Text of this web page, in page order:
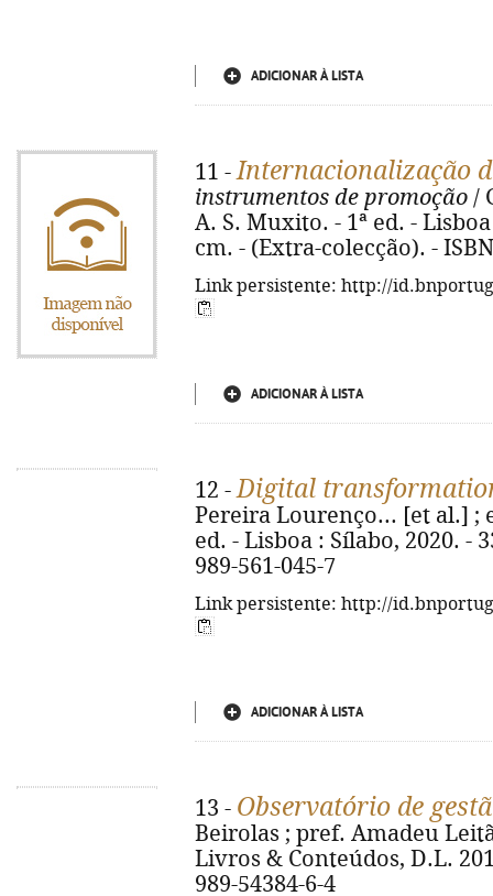
ADICIONAR À LISTA
11 -Internacionalização
instrumentos de promoção /
A. S. Muxito. - 1ª ed. -
cm. - (Extra-colecção). -
Link persistente: http://
ADICIONAR À LISTA
12 -Digital
Pereira Lourenço... [et al.] ;
ed. - Lisboa : Sílabo, 2020. -
989-561-045-7
Link persistente: http://
ADICIONAR À LISTA
13 - Observatório de
Beirolas ; pref. Amadeu
Livros & Conteúdos, D.L.
989-54384-6-4